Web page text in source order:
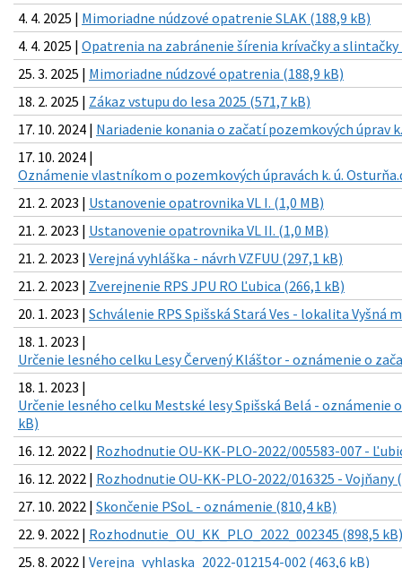
4. 4. 2025 | Mimoriadne núdzové opatrenie SLAK (188,9 kB)
4. 4. 2025 | Opatrenia na zabránenie šírenia krívačky a slintačky
25. 3. 2025 | Mimoriadne núdzové opatrenia (188,9 kB)
18. 2. 2025 | Zákaz vstupu do lesa 2025 (571,7 kB)
17. 10. 2024 | Nariadenie konania o začatí pozemkových úprav
17. 10. 2024 |
Oznámenie vlastníkom o pozemkových úpravách k. ú.
21. 2. 2023 | Ustanovenie opatrovnika VL I. (1,0 MB)
21. 2. 2023 | Ustanovenie opatrovnika VL II. (1,0 MB)
21. 2. 2023 | Verejná vyhláška - návrh VZFUU (297,1 kB)
21. 2. 2023 | Zverejnenie RPS JPU RO Ľubica (266,1 kB)
20. 1. 2023 | Schválenie RPS Spišská Stará Ves - lokalita Vyšná
18. 1. 2023 |
Určenie lesného celku Lesy Červený Kláštor - oznámenie o
18. 1. 2023 |
Určenie lesného celku Mestské lesy Spišská Belá - oznámenie
kB)
16. 12. 2022 | Rozhodnutie OU-KK-PLO-2022/005583-007 -
16. 12. 2022 | Rozhodnutie OU-KK-PLO-2022/016325 - Vojňany
27. 10. 2022 | Skončenie PSoL - oznámenie (810,4 kB)
22. 9. 2022 | Rozhodnutie_OU_KK_PLO_2022_002345 (898,5 kB)
25. 8. 2022 | Verejna_vyhlaska_2022-012154-002 (463,6 kB)